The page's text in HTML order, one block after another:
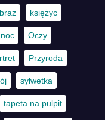
księżyc
noc Oczy
Przyroda
sylwetka
tapeta na pulpit